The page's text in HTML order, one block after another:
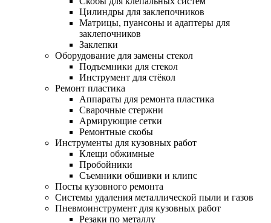
Цилиндры для заклепочников
Матрицы, пуансоны и адаптеры для
заклепочников
Заклепки
Оборудование для замены стекол
Подъемники для стекол
Инструмент для стёкол
Ремонт пластика
Аппараты для ремонта пластика
Сварочные стержни
Армирующие сетки
Ремонтные скобы
Инструменты для кузовных работ
Клещи обжимные
Пробойники
Съемники обшивки и клипс
Посты кузовного ремонта
Системы удаления металлической пыли и газов
Пневмоинструмент для кузовных работ
Резаки по металлу